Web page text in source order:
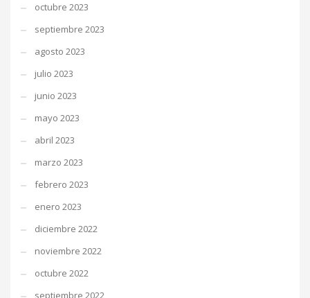
octubre 2023
septiembre 2023
agosto 2023
julio 2023
junio 2023
mayo 2023
abril 2023
marzo 2023
febrero 2023
enero 2023
diciembre 2022
noviembre 2022
octubre 2022
septiembre 2022